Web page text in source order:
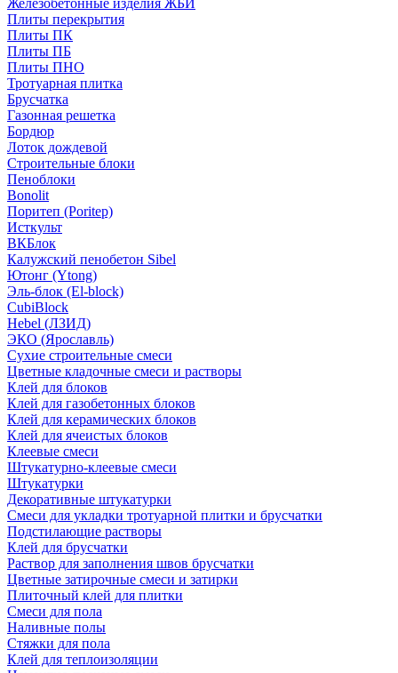
Железобетонные изделия ЖБИ
Плиты перекрытия
Плиты ПК
Плиты ПБ
Плиты ПНО
Тротуарная плитка
Брусчатка
Газонная решетка
Бордюр
Лоток дождевой
Строительные блоки
Пеноблоки
Bonolit
Поритеп (Poritep)
Исткульт
ВКБлок
Калужский пенобетон Sibel
Ютонг (Ytong)
Эль-блок (El-block)
CubiBlock
Hebel (ЛЗИД)
ЭКО (Ярославль)
Сухие строительные смеси
Цветные кладочные смеси и растворы
Клей для блоков
Клей для газобетонных блоков
Клей для керамических блоков
Клей для ячеистых блоков
Клеевые смеси
Штукатурно-клеевые смеси
Штукатурки
Декоративные штукатурки
Смеси для укладки тротуарной плитки и брусчатки
Подстилающие растворы
Клей для брусчатки
Раствор для заполнения швов брусчатки
Цветные затирочные смеси и затирки
Плиточный клей для плитки
Смеси для пола
Наливные полы
Стяжки для пола
Клей для теплоизоляции